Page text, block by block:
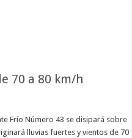
70 a 80 km/h
Frío Número 43 se disipará sobre
lluvias fuertes y vientos de 70